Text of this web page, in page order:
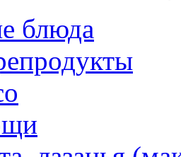
блюда